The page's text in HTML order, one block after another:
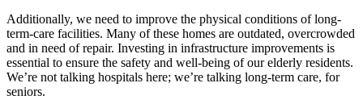
Additionally, we need to improve the physical conditions of long-
term-care facilities. Many of these homes are outdated, overcrowded
and in need of repair. Investing in infrastructure improvements is
essential to ensure the safety and well-being of our elderly residents.
We’re not talking hospitals here; we’re talking long-term care, for
seniors.